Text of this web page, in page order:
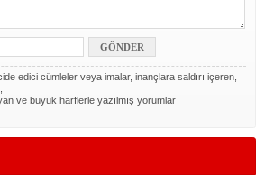
edici cümleler veya imalar, inançlara saldırı içeren,
ve büyük harflerle yazılmış yorumlar